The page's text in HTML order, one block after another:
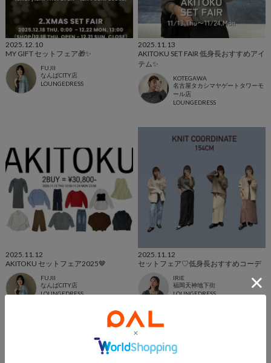
2025.12.10
MY GIFT セットフェア🎁✨
FUJII
なんばCITY店
LOUNGEDRESS
2025.11.13
AKITOKU SET FAIR 低身長おすすめアイ
テム✨️
KOTEGAWA
名古屋タカシマヤゲートタワーモ
ール店
LOUNGEDRESS
2025.11.12
AKITOKU セットフェア2025🤎
FUJII
なんばCITY店
LOUNGEDRESS
2025.11.12
セットフェア♡低身長おすすめコーデ
IRIE
福岡天神地下街
LOUNGEDRESS